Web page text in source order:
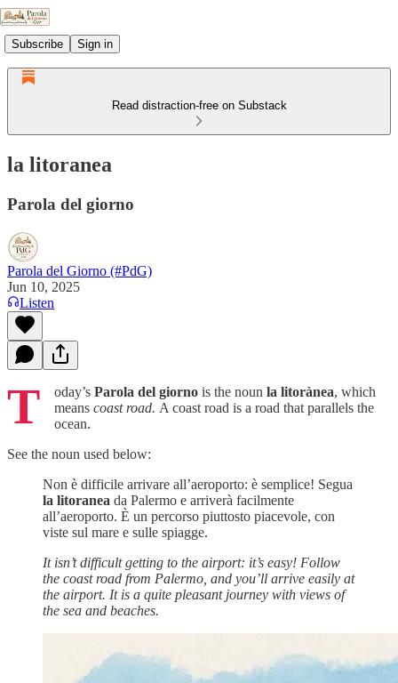
Subscribe Sign in
Read distraction-free on Substack
la litoranea
Parola del giorno
Parola del Giorno (#PdG)
Jun 10, 2025
Listen
T oday’s Parola del giorno is the noun la litorànea, which
means coast road. A coast road is a road that parallels the
ocean.
See the noun used below:
Non è difficile arrivare all’aeroporto: è semplice! Segua
la litoranea da Palermo e arriverà facilmente
all’aeroporto. È un percorso piuttosto piacevole, con
viste sul mare e sulle spiagge.
It isn’t difficult getting to the airport: it’s easy! Follow
the coast road from Palermo, and you’ll arrive easily at
the airport. It is a quite pleasant journey with views of
the sea and beaches.